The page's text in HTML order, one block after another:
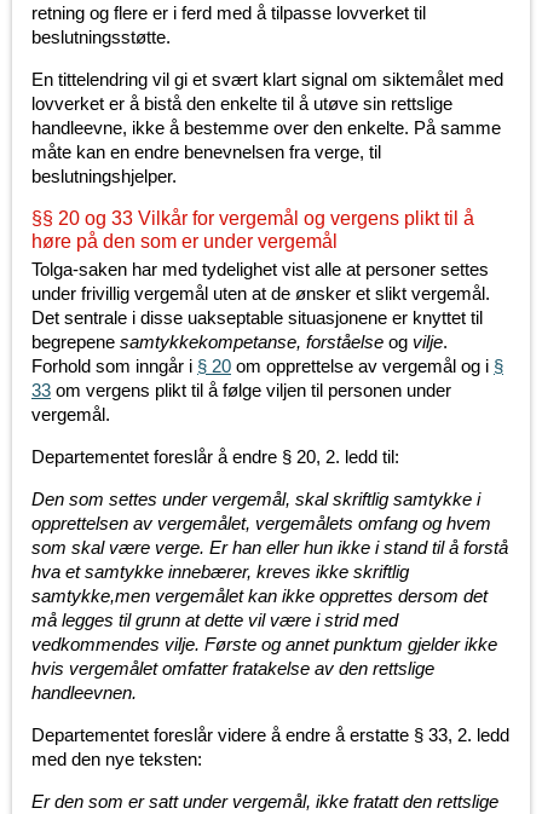
retning og flere er i ferd med å tilpasse lovverket til
beslutningsstøtte.
En tittelendring vil gi et svært klart signal om siktemålet med
lovverket er å bistå den enkelte til å utøve sin rettslige
handleevne, ikke å bestemme over den enkelte. På samme
måte kan en endre benevnelsen fra verge, til
beslutningshjelper.
§§ 20 og 33 Vilkår for vergemål og vergens plikt til å
høre på den som er under vergemål
Tolga-saken har med tydelighet vist alle at personer settes
under frivillig vergemål uten at de ønsker et slikt vergemål.
Det sentrale i disse uakseptable situasjonene er knyttet til
begrepene samtykkekompetanse, forståelse og vilje.
Forhold som inngår i § 20 om opprettelse av vergemål og i §
33 om vergens plikt til å følge viljen til personen under
vergemål.
Departementet foreslår å endre § 20, 2. ledd til:
Den som settes under vergemål, skal skriftlig samtykke i
opprettelsen av vergemålet, vergemålets omfang og hvem
som skal være verge. Er han eller hun ikke i stand til å forstå
hva et samtykke innebærer, kreves ikke skriftlig
samtykke,men vergemålet kan ikke opprettes dersom det
må legges til grunn at dette vil være i strid med
vedkommendes vilje. Første og annet punktum gjelder ikke
hvis vergemålet omfatter fratakelse av den rettslige
handleevnen.
Departementet foreslår videre å endre å erstatte § 33, 2. ledd
med den nye teksten:
Er den som er satt under vergemål, ikke fratatt den rettslige